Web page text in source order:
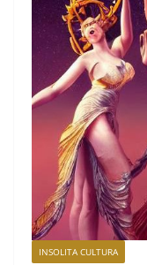
INSOLITA CULTURA